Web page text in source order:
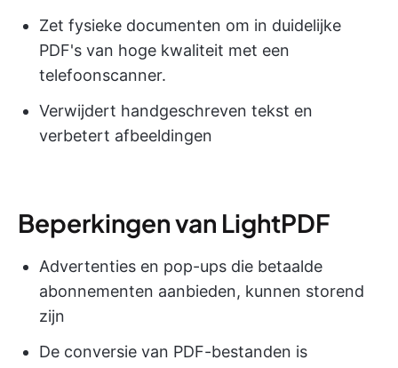
Zet fysieke documenten om in duidelijke
PDF's van hoge kwaliteit met een
telefoonscanner.
Verwijdert handgeschreven tekst en
verbetert afbeeldingen
Beperkingen van LightPDF
Advertenties en pop-ups die betaalde
abonnementen aanbieden, kunnen storend
zijn
De conversie van PDF-bestanden is